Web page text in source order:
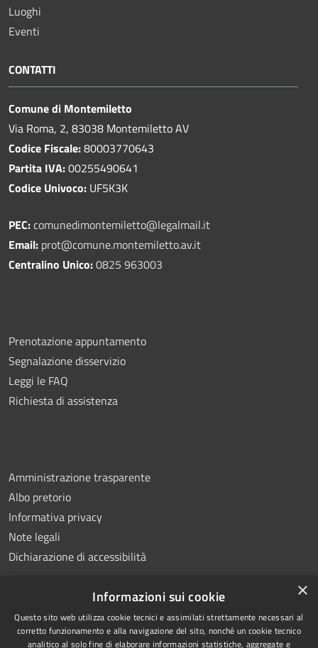
Luoghi
Eventi
CONTATTI
Comune di Montemiletto
Via Roma, 2, 83038 Montemiletto AV
Codice Fiscale:80003770643
Partita IVA:00255490641
Codice Univoco: UF5K3K
PEC:comunedimontemiletto@legalmail.it
Email: prot@comune.montemiletto.av.it
Centralino Unico:0825 963003
Prenotazione appuntamento
Segnalazione disservizio
Leggi le FAQ
Richiesta di assistenza
Amministrazione trasparente
Albo pretorio
Informativa privacy
Note legali
Dichiarazione di accessibilità
RSS
Copyright © 2026 • Comune di
×
Informazioni sui cookie
Questo sito web utilizza cookie tecnici e assimilati strettamente necessari al
corretto funzionamento e alla navigazione del sito, nonché un cookie tecnico
analitico al solo fine di elaborare informazioni statistiche, aggregate e